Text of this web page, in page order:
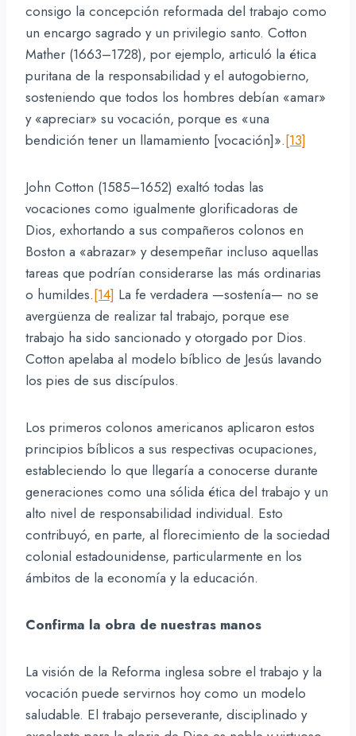
consigo la concepción reformada del trabajo como
un encargo sagrado y un privilegio santo. Cotton
Mather (1663–1728), por ejemplo, articuló la ética
puritana de la responsabilidad y el autogobierno,
sosteniendo que todos los hombres debían «amar»
y «apreciar» su vocación, porque es «una
bendición tener un llamamiento [vocación]».[13]
John Cotton (1585–1652) exaltó todas las
vocaciones como igualmente glorificadoras de
Dios, exhortando a sus compañeros colonos en
Boston a «abrazar» y desempeñar incluso aquellas
tareas que podrían considerarse las más ordinarias
o humildes.[14] La fe verdadera —sostenía— no se
avergüenza de realizar tal trabajo, porque ese
trabajo ha sido sancionado y otorgado por Dios.
Cotton apelaba al modelo bíblico de Jesús lavando
los pies de sus discípulos.
Los primeros colonos americanos aplicaron estos
principios bíblicos a sus respectivas ocupaciones,
estableciendo lo que llegaría a conocerse durante
generaciones como una sólida ética del trabajo y un
alto nivel de responsabilidad individual. Esto
contribuyó, en parte, al florecimiento de la sociedad
colonial estadounidense, particularmente en los
ámbitos de la economía y la educación.
Confirma la obra de nuestras manos
La visión de la Reforma inglesa sobre el trabajo y la
vocación puede servirnos hoy como un modelo
saludable. El trabajo perseverante, disciplinado y